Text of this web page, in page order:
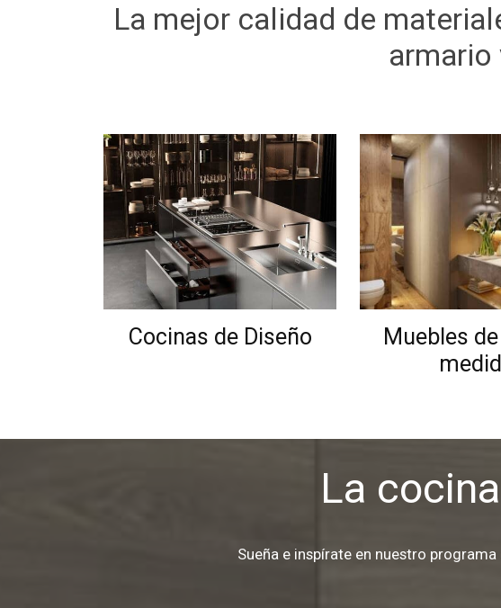
La mejor calidad de
armario
Cocinas de Diseño
Muebles
La
Sueña e inspírate en nuestro